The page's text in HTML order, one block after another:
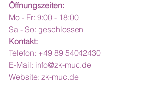
Öffnungszeiten:
Mo - Fr: 9:00 - 18:00
Sa - So: geschlossen
Kontakt:
Telefon: +49 89 54042430
E-Mail: info@zk-muc.de
Website: zk-muc.de